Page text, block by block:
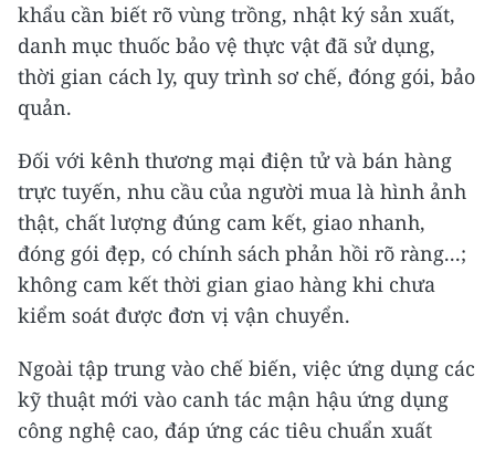
khẩu cần biết rõ vùng trồng, nhật ký sản xuất,
danh mục thuốc bảo vệ thực vật đã sử dụng,
thời gian cách ly, quy trình sơ chế, đóng gói, bảo
quản.
Đối với kênh thương mại điện tử và bán hàng
trực tuyến, nhu cầu của người mua là hình ảnh
thật, chất lượng đúng cam kết, giao nhanh,
đóng gói đẹp, có chính sách phản hồi rõ ràng...;
không cam kết thời gian giao hàng khi chưa
kiểm soát được đơn vị vận chuyển.
Ngoài tập trung vào chế biến, việc ứng dụng các
kỹ thuật mới vào canh tác mận hậu ứng dụng
công nghệ cao, đáp ứng các tiêu chuẩn xuất